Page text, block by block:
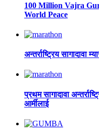
100 Million Vajra
World Peace
अन्तर्राष्ट्रिय सागादावा
प्रथम सागादावा
आर्मीलाई